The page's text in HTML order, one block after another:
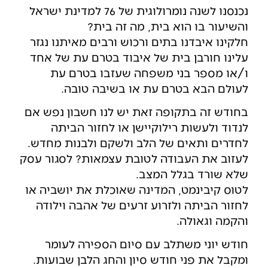
נכנסנו לשנה נומרולוגית של 76 למדינת ישראל
והשיעור בו הוא בית, מה זה בית?
חלקינו איבדנו בתים ורכוש ורבים מאיתנו נגזר
עלינו חורבן בית של איבוד בטרם עת של אחד
ו/או מספר בני משפחה שעזבו בטרם עת
לעולם הבא בטרם עת או בשיבה טובה.
בחודש זה בתקופה זאת יש לנו חשבון נפש אם
לנדוד ולעשות רילוקיישן או לחזור הביתה
לחדרים ותאים של הלב ולשקם ולבנות מחדש.
לעזוב את העבודה לטובת עצמאות? לסגור עסק
שלא שורד בגלל המצב.
לטוס קיבינמט, המדינה שאוכלת את יושביה או
לחזור הביתה ולזרוע זרעים של אהבה וילודה
והקמה וגאולה.
חודש יוני משתלב עם סיום הספירה לעומר
ומקבל את פני חודש סיון והחג הלבן שבועות.